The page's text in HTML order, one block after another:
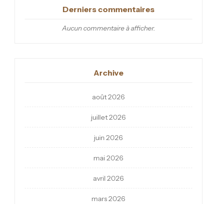
Derniers commentaires
Aucun commentaire à afficher.
Archive
août 2026
juillet 2026
juin 2026
mai 2026
avril 2026
mars 2026